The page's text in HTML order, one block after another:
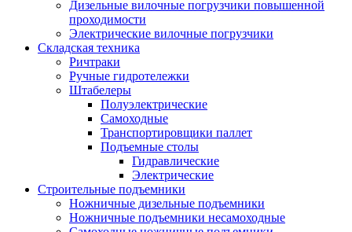
Дизельные вилочные погрузчики повышенной
проходимости
Электрические вилочные погрузчики
Складская техника
Ричтраки
Ручные гидротележки
Штабелеры
Полуэлектрические
Самоходные
Транспортировщики паллет
Подъемные столы
Гидравлические
Электрические
Строительные подъемники
Ножничные дизельные подъемники
Ножничные подъемники несамоходные